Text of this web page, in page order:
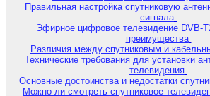
Правильная настройка спутниковую
сигнала
Эфирное цифровое телевидение DVB-
преимущества
Различия между спутниковым и
Технические требования для установки
телевидения
Основные достоинства и недостатки
Можно ли смотреть спутниковое